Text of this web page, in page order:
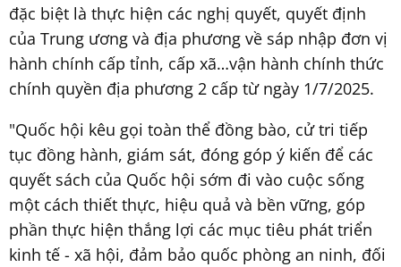
đặc biệt là thực hiện các nghị quyết, quyết định
của Trung ương và địa phương về sáp nhập đơn vị
hành chính cấp tỉnh, cấp xã…vận hành chính thức
chính quyền địa phương 2 cấp từ ngày 1/7/2025.
"Quốc hội kêu gọi toàn thể đồng bào, cử tri tiếp
tục đồng hành, giám sát, đóng góp ý kiến để các
quyết sách của Quốc hội sớm đi vào cuộc sống
một cách thiết thực, hiệu quả và bền vững, góp
phần thực hiện thắng lợi các mục tiêu phát triển
kinh tế - xã hội, đảm bảo quốc phòng an ninh, đối